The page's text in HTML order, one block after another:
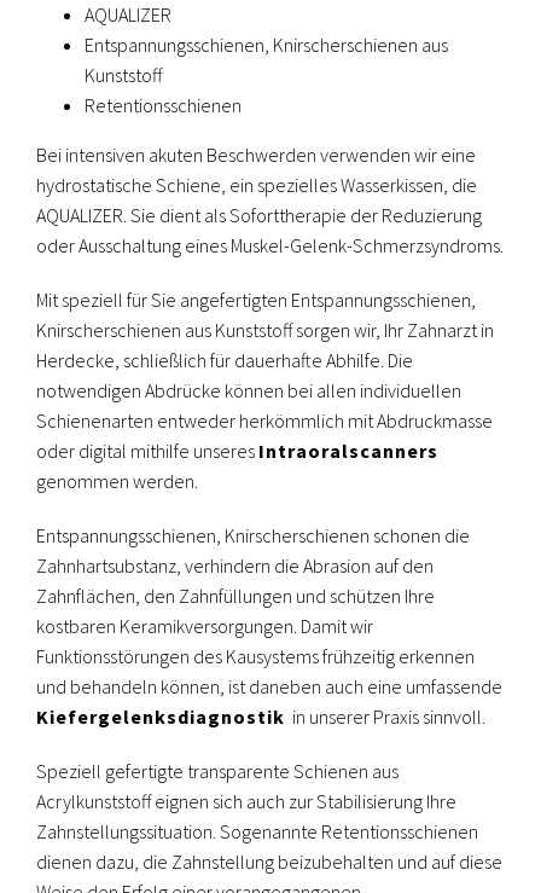
AQUALIZER
Entspannungsschienen, Knirscherschienen aus
Kunststoff
Retentionsschienen
Bei intensiven akuten Beschwerden verwenden wir eine
hydrostatische Schiene, ein spezielles Wasserkissen, die
AQUALIZER. Sie dient als Soforttherapie der Reduzierung
oder Ausschaltung eines Muskel-Gelenk-Schmerzsyndroms.
Mit speziell für Sie angefertigten Entspannungsschienen,
Knirscherschienen aus Kunststoff sorgen wir, Ihr Zahnarzt in
Herdecke, schließlich für dauerhafte Abhilfe. Die
notwendigen Abdrücke können bei allen individuellen
Schienenarten entweder herkömmlich mit Abdruckmasse
oder digital mithilfe unseres Intraoralscanners
genommen werden.
Entspannungsschienen, Knirscherschienen schonen die
Zahnhartsubstanz, verhindern die Abrasion auf den
Zahnflächen, den Zahnfüllungen und schützen Ihre
kostbaren Keramikversorgungen. Damit wir
Funktionsstörungen des Kausystems frühzeitig erkennen
und behandeln können, ist daneben auch eine umfassende
Kiefergelenksdiagnostik in unserer Praxis sinnvoll.
Speziell gefertigte transparente Schienen aus
Acrylkunststoff eignen sich auch zur Stabilisierung Ihre
Zahnstellungssituation. Sogenannte Retentionsschienen
dienen dazu, die Zahnstellung beizubehalten und auf diese